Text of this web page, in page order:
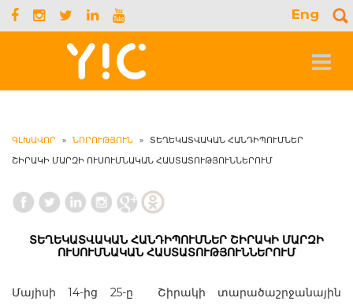
Eng
Toggle
ԳԼԽԱՎՈՐ » ՆՈՐՈՒԹՅՈՒՆ »
ՏԵՂԵԿԱՏՎԱԿԱՆ ՀԱՆԴԻՊՈՒՄՆԵՐ
ՇԻՐԱԿԻ ՄԱՐԶԻ ՈՒՍՈՒՄՆԱԿԱՆ ՀԱՍՏԱՏՈՒԹՅՈՒՆՆԵՐՈՒՄ
ՏԵՂԵԿԱՏՎԱԿԱՆ ՀԱՆԴԻՊՈՒՄՆԵՐ ՇԻՐԱԿԻ ՄԱՐԶԻ
ՈՒՍՈՒՄՆԱԿԱՆ ՀԱՍՏԱՏՈՒԹՅՈՒՆՆԵՐՈՒՄ
Մայիսի 14-ից 25-ը Շիրակի տարածաշրջանային